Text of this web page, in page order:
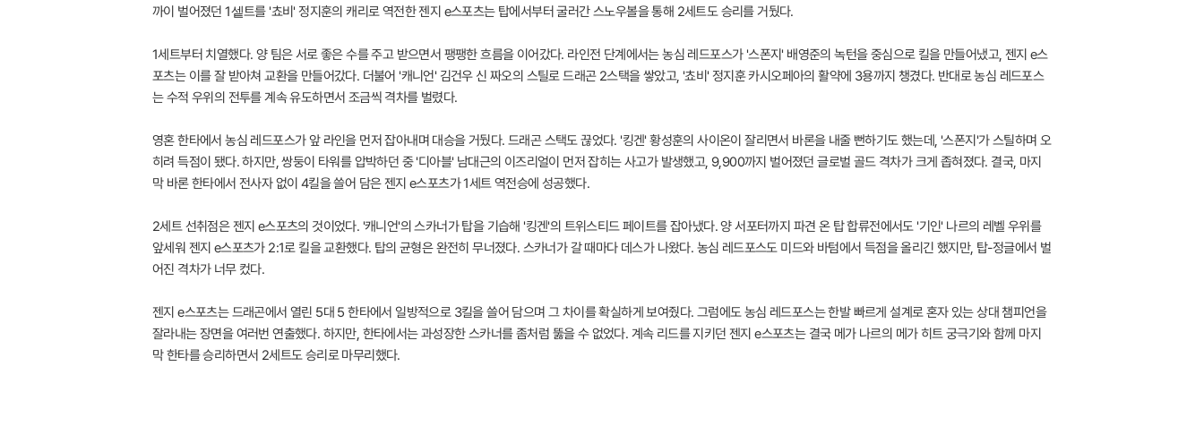
까이 벌어졌던 1셑트를 '쵸비' 정지훈의 캐리로 역전한 젠지 e스포츠는 탑에서부터 굴러간 스노우볼을 통해 2세트도 승리를 거뒀다.
1세트부터 치열했다. 양 팀은 서로 좋은 수를 주고 받으면서 팽팽한 흐름을 이어갔다. 라인전 단계에서는 농심 레드포스가 '스폰지' 배영준의 녹턴을 중심으로 킬을 만들어냈고, 젠지 e스
포츠는 이를 잘 받아쳐 교환을 만들어갔다. 더불어 '캐니언' 김건우 신 짜오의 스틸로 드래곤 2스택을 쌓았고, '쵸비' 정지훈 카시오페아의 활약에 3용까지 챙겼다. 반대로 농심 레드포스
는 수적 우위의 전투를 계속 유도하면서 조금씩 격차를 벌렸다.
영혼 한타에서 농심 레드포스가 앞 라인을 먼저 잡아내며 대승을 거뒀다. 드래곤 스택도 끊었다. '킹겐' 황성훈의 사이온이 잘리면서 바론을 내줄 뻔하기도 했는데, '스폰지'가 스틸하며 오
히려 득점이 됐다. 하지만, 쌍둥이 타워를 압박하던 중 '디아블' 남대근의 이즈리얼이 먼저 잡히는 사고가 발생했고, 9,900까지 벌어졌던 글로벌 골드 격차가 크게 좁혀졌다. 결국, 마지
막 바론 한타에서 전사자 없이 4킬을 쓸어 담은 젠지 e스포츠가 1세트 역전승에 성공했다.
2세트 선취점은 젠지 e스포츠의 것이었다. '캐니언'의 스카너가 탑을 기습해 '킹겐'의 트위스티드 페이트를 잡아냈다. 양 서포터까지 파견 온 탑 합류전에서도 '기인' 나르의 레벨 우위를
앞세워 젠지 e스포츠가 2:1로 킬을 교환했다. 탑의 균형은 완전히 무너졌다. 스카너가 갈 때마다 데스가 나왔다. 농심 레드포스도 미드와 바텀에서 득점을 올리긴 했지만, 탑-정글에서 벌
어진 격차가 너무 컸다.
젠지 e스포츠는 드래곤에서 열린 5대 5 한타에서 일방적으로 3킬을 쓸어 담으며 그 차이를 확실하게 보여줬다. 그럼에도 농심 레드포스는 한발 빠르게 설계로 혼자 있는 상대 챔피언을
잘라내는 장면을 여러번 연출했다. 하지만, 한타에서는 과성장한 스카너를 좀처럼 뚫을 수 없었다. 계속 리드를 지키던 젠지 e스포츠는 결국 메가 나르의 메가 히트 궁극기와 함께 마지
막 한타를 승리하면서 2세트도 승리로 마무리했다.